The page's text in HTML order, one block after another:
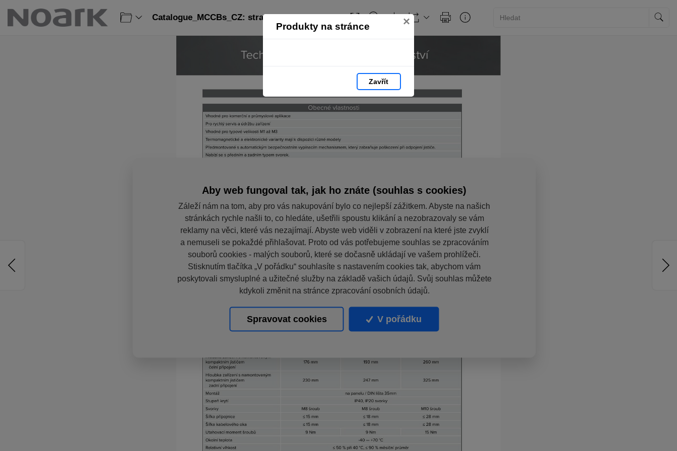
Produkty na stránce ×
Zavřít
Catalogue_MCCBs_CZ: strana 352
Aby web fungoval tak, jak ho znáte (souhlas s cookies)
Záleží nám na tom, aby pro vás nakupování bylo co nejlepší zážitkem. Abyste na našich
stránkách rychle našli to, co hledáte, ušetřili spoustu klikání a nezobrazovaly se vám
reklamy na věci, které vás nezajímají. Abyste web viděli v zobrazení na které jste zvyklí
a nemuseli se pokaždé přihlašovat. Proto od vás potřebujeme souhlas se zpracováním
souborů cookies - malých souborů, které se dočasně ukládají ve vašem prohlížeči.
Stisknutím tlačítka „V pořádku“ souhlasíte s nastavením cookies tak, abychom vám
poskytovali smysluplné a užitečné služby na základě vašich údajů. Svůj souhlas můžete
kdykoli změnit na stránce zpracování osobních údajů.
Spravovat cookies V pořádku